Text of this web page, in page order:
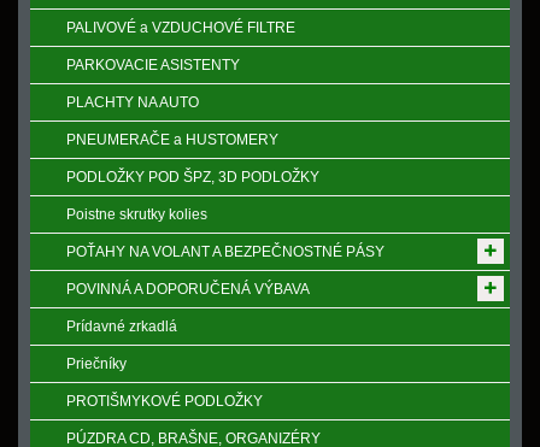
PALIVOVÉ a VZDUCHOVÉ FILTRE
PARKOVACIE ASISTENTY
PLACHTY NA AUTO
PNEUMERAČE a HUSTOMERY
PODLOŽKY POD ŠPZ, 3D PODLOŽKY
Poistne skrutky kolies
POŤAHY NA VOLANT A BEZPEČNOSTNÉ PÁSY
POVINNÁ A DOPORUČENÁ VÝBAVA
Prídavné zrkadlá
Priečníky
PROTIŠMYKOVÉ PODLOŽKY
PÚZDRA CD, BRAŠNE, ORGANIZÉRY